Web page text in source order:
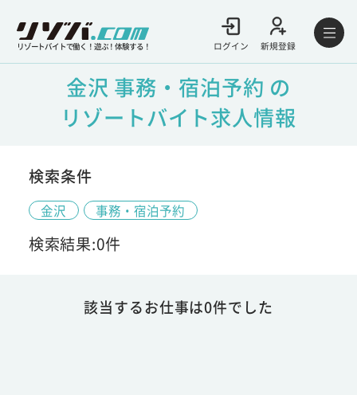
リゾートバイトで働く！遊ぶ！体験する！ ログイン 新規登録
金沢 事務・宿泊予約 の
リゾートバイト求人情報
検索条件
金沢 事務・宿泊予約
検索結果:0件
該当するお仕事は0件でした